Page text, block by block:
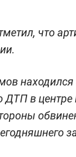
что
находился
ДТП в